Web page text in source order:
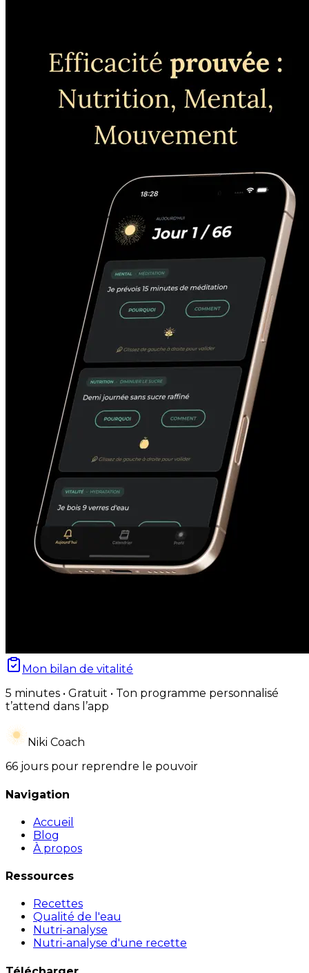
Mon bilan de vitalité
5 minutes • Gratuit • Ton programme personnalisé
t’attend dans l’app
Niki Coach
66 jours pour reprendre le pouvoir
Navigation
Accueil
Blog
À propos
Ressources
Recettes
Qualité de l'eau
Nutri-analyse
Nutri-analyse d'une recette